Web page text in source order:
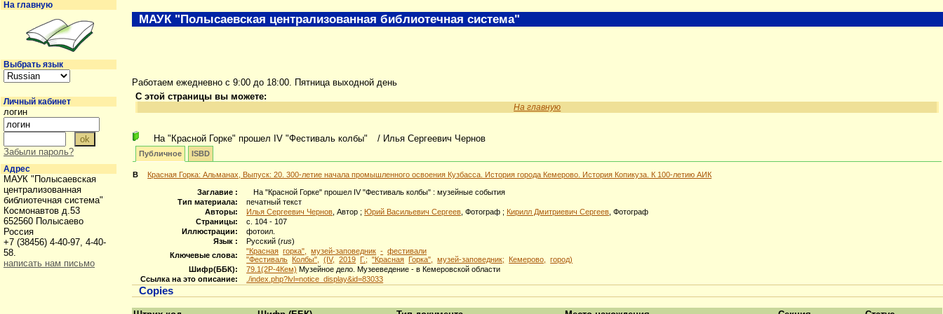
Работаем ежедневно с 9:00 до 18:00. Пятница выходной день
С этой страницы вы можете:
На главную
На "Красной Горке" прошел IV "Фестиваль колбы" / Илья Сергеевич Чернов
Публичное ISBD
В Красная Горка: Альманах, Выпуск: 20. 300-летие начала промышленного освоения Кузбасса. История города Кемерово. История Копикуза. К 100-летию АИК
Заглавие :
На "Красной Горке" прошел IV "Фестиваль колбы" : музейные события
Тип материала:
печатный текст
Авторы:
Илья Сергеевич Чернов , Автор ; Юрий Васильевич Сергеев , Фотограф ; Кирилл Дмитриевич Сергеев , Фотограф
Страницы:
с. 104 - 107
Иллюстрации:
фотоил.
Язык :
Русский (rus)
Ключевые слова:
"Красная горка", музей-заповедник - фестивали
"Фестиваль Колбы", (IV, 2019 Г.; "Красная Горка", музей-заповедник; Кемерово,
город)
Шифр(ББК):
79.1(2Р-4Кем) Музейное дело. Музееведение - в Кемеровской области
Ссылка на это описание:
./index.php?lvl=notice_display&id=83033
Copies
МАУК "Полысаевская централизованная библиотечная система"
На главную
Выбрать язык
Личный кабинет
логин
Забыли пароль?
Адрес
МАУК "Полысаевская
централизованная
библиотечная система"
Космонавтов д.53
652560 Полысаево
Россия
+7 (38456) 4-40-97, 4-40-
58.
написать нам письмо